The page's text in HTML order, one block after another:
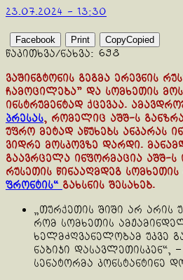
23.07.2024 - 13:30
Facebook Print CopyCopied
წაკითხვა/ნახვა: 698
ვაშინგტონის გეგმა ერევნის
ჩამოცილება” და სომხეთის
ინსტრუმენტად ქცევაა.
პრესას, რომელიც აშშ-ს
უფრო მეტად აწუხებს ანკარას
ვიდრე მოსკოვზე დარდი.
გაავრცელა ინფორმაცია აშშ-ს
რუსეთის წინააღმდეგ
ფრონტის“ გახსნის შესახებ.
„თურქეთის შიში არ არის
რომ სომხეთის
ხელმძღვანელობამ უკვე
ნაბიჯი დასავლეთისკენ“,
სენატორმა კონსტანტინე